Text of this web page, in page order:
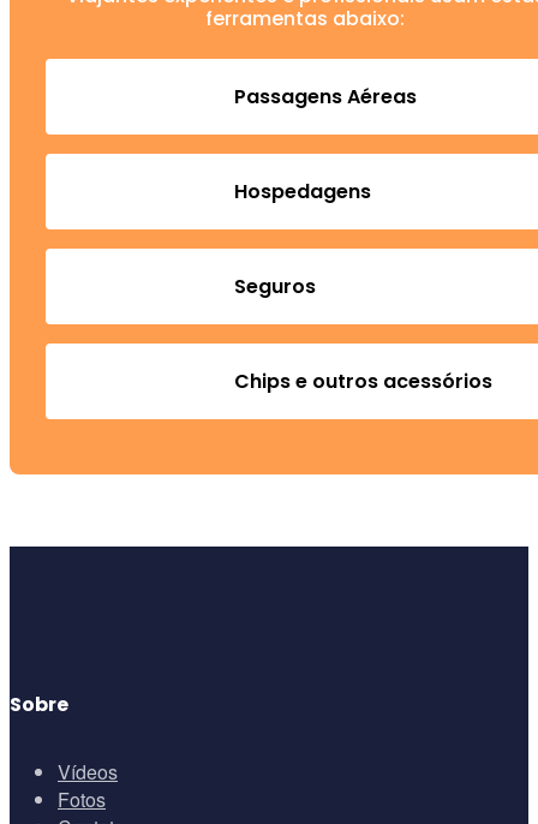
ferramentas abaixo:
Passagens Aéreas
Hospedagens
Seguros
Chips e outros acessórios
Sobre
Vídeos
Fotos